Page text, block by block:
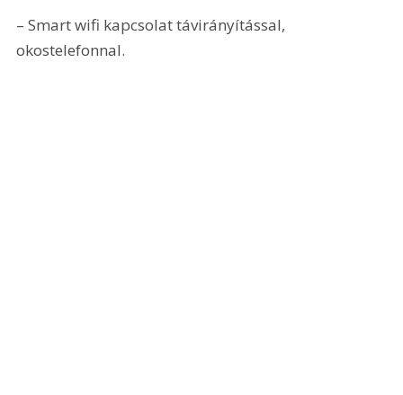
– Smart wifi kapcsolat távirányítással,
okostelefonnal.